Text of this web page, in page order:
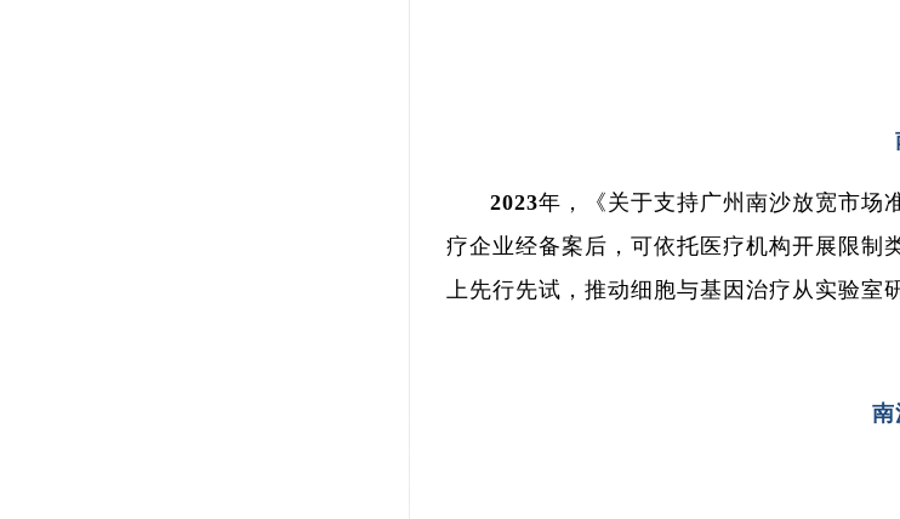
2023年，《关于支持广州南沙放宽市场
疗企业经备案后，可依托医疗机构开展限制
上先行先试，推动细胞与基因治疗从实验室
南